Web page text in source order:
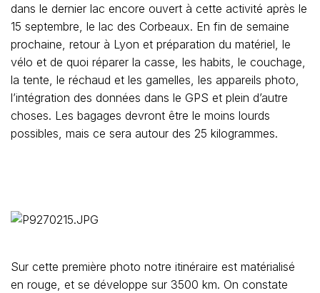
dans le dernier lac encore ouvert à cette activité après le
15 septembre, le lac des Corbeaux. En fin de semaine
prochaine, retour à Lyon et préparation du matériel, le
vélo et de quoi réparer la casse, les habits, le couchage,
la tente, le réchaud et les gamelles, les appareils photo,
l’intégration des données dans le GPS et plein d’autre
choses. Les bagages devront être le moins lourds
possibles, mais ce sera autour des 25 kilogrammes.
Sur cette première photo notre itinéraire est matérialisé
en rouge, et se développe sur 3500 km. On constate